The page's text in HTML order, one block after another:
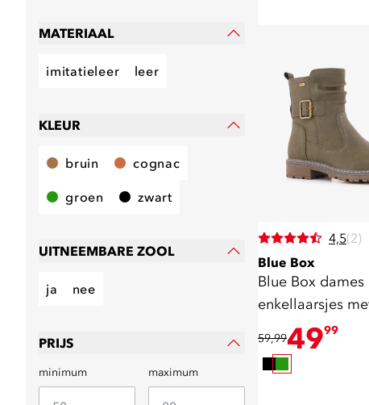
MATERIAAL
imitatieleer leer
KLEUR
bruin cognac
groen zwart
UITNEEMBARE ZOOL
ja nee
PRIJS
minimum maximum
4,5(2)
Blue Box
Blue Box dames
enkellaarsjes
59,994999